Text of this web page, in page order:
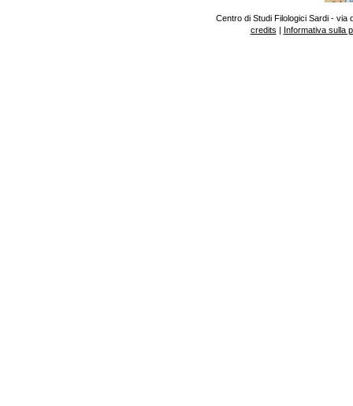
Centro di Studi Filologici Sardi - via
credits | Informativa sulla